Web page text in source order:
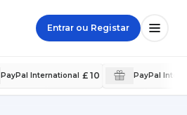
Entrar ou Registar
PayPal International £ 10 PayPal